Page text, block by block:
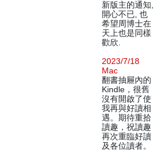
新版主的通知,
開心不已, 也
希望周博士在
天上也是同樣
歡欣.
2023/7/18
Mac
翻書抽屜內的
Kindle，很舊
沒有開啟了使
我再與好讀相
遇。期待重拾
讀趣，祝讀趣
再次重臨好讀
及各位讀者。